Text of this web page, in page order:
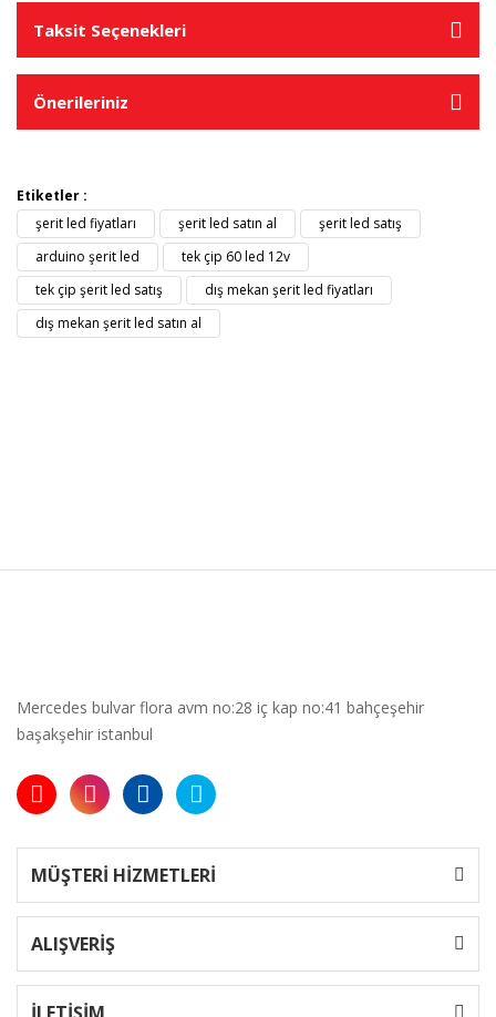
Taksit Seçenekleri
Önerileriniz
Etiketler :
şerit led fiyatları
şerit led satın al
şerit led satış
arduino şerit led
tek çip 60 led 12v
tek çip şerit led satış
dış mekan şerit led fiyatları
dış mekan şerit led satın al
Mercedes bulvar flora avm no:28 iç kap no:41 bahçeşehir
başakşehir istanbul
MÜŞTERİ HİZMETLERİ
ALIŞVERİŞ